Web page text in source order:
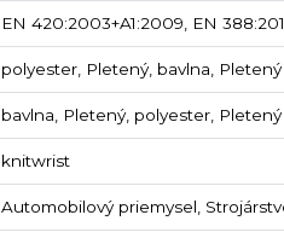
EN 420:2003+A1:2009, EN
polyester, Pletený, bavlna, Pletený
bavlna, Pletený, polyester, Pletený
knitwrist
Automobilový priemysel,